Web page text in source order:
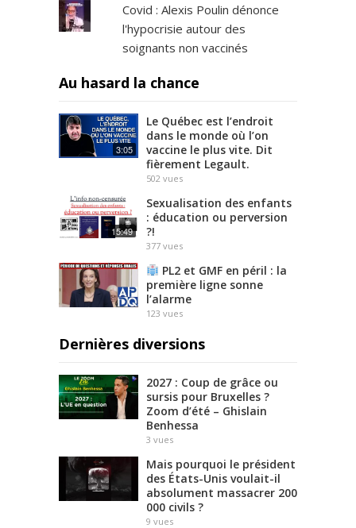
Covid : Alexis Poulin dénonce
l'hypocrisie autour des
soignants non vaccinés
Au hasard la chance
3:05
Le Québec est l’endroit
dans le monde où l’on
vaccine le plus vite. Dit
fièrement Legault.
502 vues
15:49
Sexualisation des enfants
: éducation ou perversion
?!
377 vues
PL2 et GMF en péril : la
première ligne sonne
l’alarme
123 vues
Dernières diversions
2027 : Coup de grâce ou
sursis pour Bruxelles ?
Zoom d’été – Ghislain
Benhessa
3 vues
Mais pourquoi le président
des États-Unis voulait-il
absolument massacrer 200
000 civils ?
9 vues